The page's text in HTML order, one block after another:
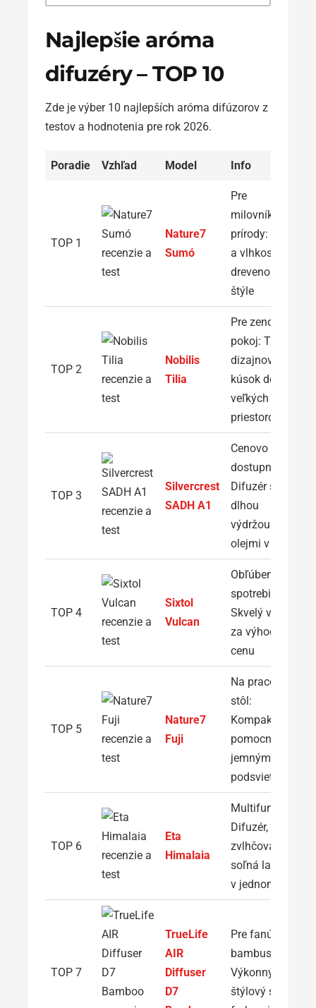
Najlepšie aróma
difuzéry – TOP 10
Zde je výber 10 najlepších aróma difúzorov z
testov a hodnotenia pre rok 2026.
Poradie Vzhľad Model Info
TOP 1
Nature7
Sumó
Pre
milovníkov
prírody: Vôňa
a vlhkosť v
drevenom
štýle
TOP 2
Nobilis
Tilia
Pre zenový
pokoj: Tichý
dizajnový
kúsok do
veľkých
priestorov
TOP 3
Silvercrest
SADH A1
Cenovo
dostupný:
Difuzér s
dlhou
výdržou a
olejmi v cene
TOP 4
Sixtol
Vulcan
Obľúbený
spotrebiteľmi:
Skvelý výkon
za výhodnú
cenu
TOP 5
Nature7
Fuji
Na pracovný
stôl:
Kompaktný
pomocník s
jemným
podsvietením
TOP 6
Eta
Himalaia
Multifunkčný:
Difuzér,
zvlhčovač a
soľná lampa
v jednom
TOP 7
TrueLife
AIR
Diffuser
D7
Pre fanúšikov
bambusu:
Výkonný a
štýlový so 14